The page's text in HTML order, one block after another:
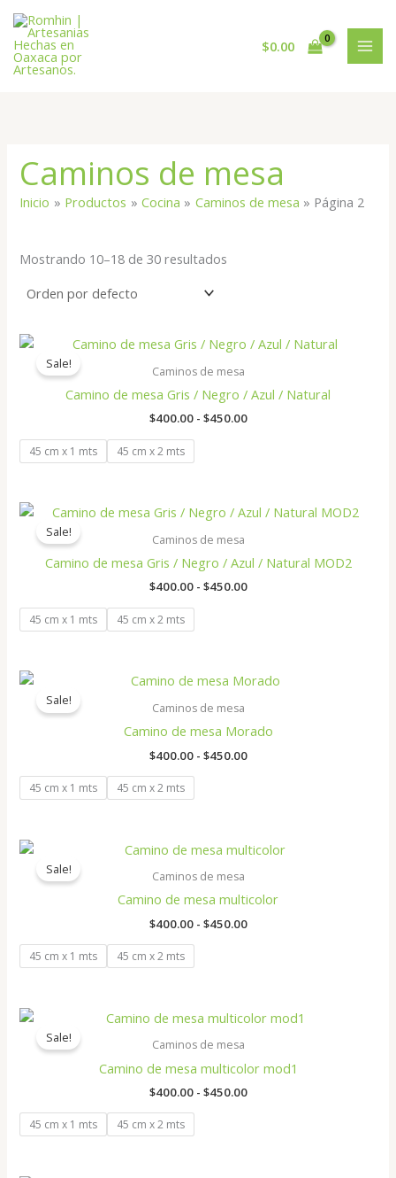
contenido
$0.00
Caminos de mesa
Inicio Productos Cocina Caminos de mesa Página 2
Mostrando 10–18 de 30 resultados
Sale!
Caminos de mesa
Camino de mesa Gris / Negro / Azul / Natural
$400.00 - $450.00
Rango
$400.00
hasta
45 cm x 1 mts 45 cm x 2 mts
Sale!
Caminos de mesa
Camino de mesa Gris / Negro / Azul / Natural MOD2
$400.00 - $450.00
Rango
$400.00
hasta
45 cm x 1 mts 45 cm x 2 mts
Sale!
Caminos de mesa
Camino de mesa Morado
$400.00 - $450.00
Rango
$400.00
hasta
45 cm x 1 mts 45 cm x 2 mts
Sale!
Caminos de mesa
Camino de mesa multicolor
$400.00 - $450.00
Rango
$400.00
hasta
45 cm x 1 mts 45 cm x 2 mts
Sale!
Caminos de mesa
Camino de mesa multicolor mod1
$400.00 - $450.00
Rango
$400.00
hasta
45 cm x 1 mts 45 cm x 2 mts